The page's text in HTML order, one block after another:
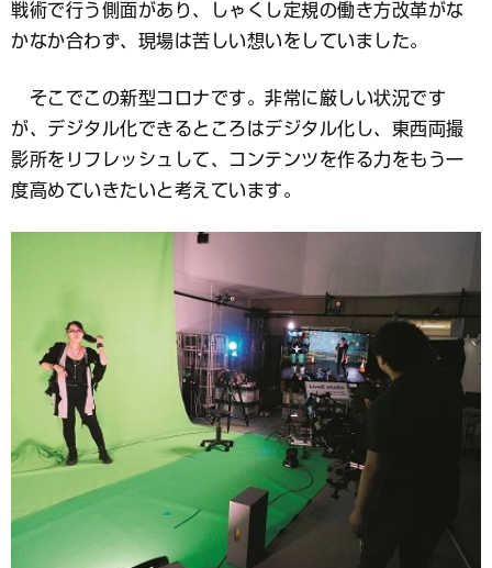
戦術で行う側面があり、しゃくし定規の働き方改革がな
かなか合わず、現場は苦しい想いをしていました。
そこでこの新型コロナです。非常に厳しい状況です
が、デジタル化できるところはデジタル化し、東西両撮
影所をリフレッシュして、コンテンツを作る力をもう一
度高めていきたいと考えています。